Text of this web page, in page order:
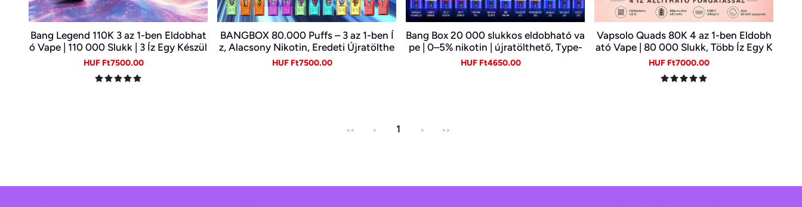
Bang Legend 110K 3 az 1-ben Eldobhat
ó Vape | 110 000 Slukk | 3 Íz Egy Készül
ékben | Digitális Kijelző | Type-C
Sale
HUF Ft7500.00
BANGBOX 80.000 Puffs – 3 az 1-ben Í
z, Alacsony Nikotin, Eredeti Újratölthe
tő Eldobható Vape Nagykereskedelem
Sale
HUF Ft7500.00
Bang Box 20 000 slukkos eldobható va
pe | 0–5% nikotin | újratölthető, Type-
C
Sale
HUF Ft4650.00
Vapsolo Quads 80K 4 az 1-ben Eldobh
ató Vape | 80 000 Slukk, Több Íz Egy K
észülékben
Sale
HUF Ft7000.00
<< < 1 > >>